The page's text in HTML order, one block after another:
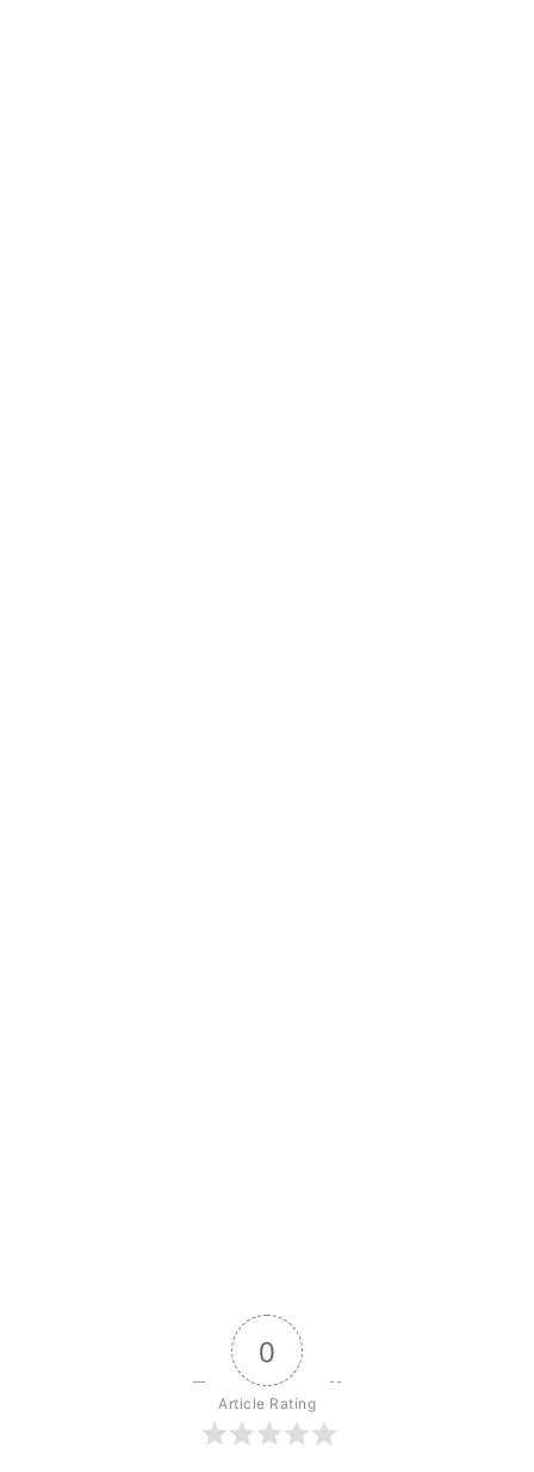
0
Article Rating